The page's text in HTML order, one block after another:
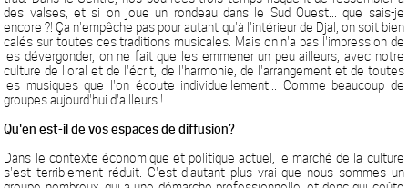
des valses, et si on joue un rondeau dans le Sud Ouest... que sais-je
encore ?! Ça n'empêche pas pour autant qu'à l'intérieur de Djal, on soit bien
calés sur toutes ces traditions musicales. Mais on n'a pas l'impression de
les dévergonder, on ne fait que les emmener un peu ailleurs, avec notre
culture de l'oral et de l'écrit, de l'harmonie, de l'arrangement et de toutes
les musiques que l'on écoute individuellement... Comme beaucoup de
groupes aujourd'hui d'ailleurs !
Qu'en est-il de vos espaces de diffusion?
Dans le contexte économique et politique actuel, le marché de la culture
s'est terriblement réduit. C'est d'autant plus vrai que nous sommes un